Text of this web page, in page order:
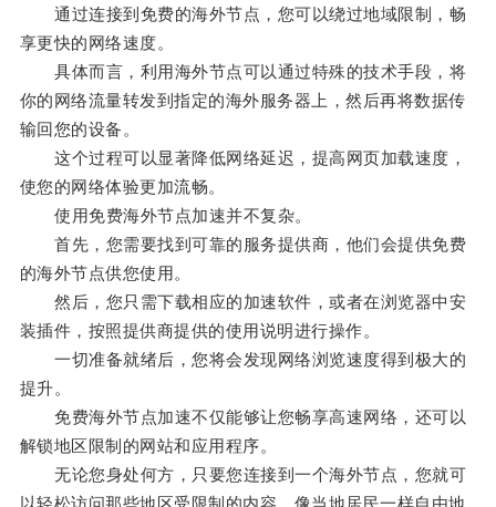
通过连接到免费的海外节点，您可以绕过地域限制，畅
享更快的网络速度。
具体而言，利用海外节点可以通过特殊的技术手段，将
你的网络流量转发到指定的海外服务器上，然后再将数据传
输回您的设备。
这个过程可以显著降低网络延迟，提高网页加载速度，
使您的网络体验更加流畅。
使用免费海外节点加速并不复杂。
首先，您需要找到可靠的服务提供商，他们会提供免费
的海外节点供您使用。
然后，您只需下载相应的加速软件，或者在浏览器中安
装插件，按照提供商提供的使用说明进行操作。
一切准备就绪后，您将会发现网络浏览速度得到极大的
提升。
免费海外节点加速不仅能够让您畅享高速网络，还可以
解锁地区限制的网站和应用程序。
无论您身处何方，只要您连接到一个海外节点，您就可